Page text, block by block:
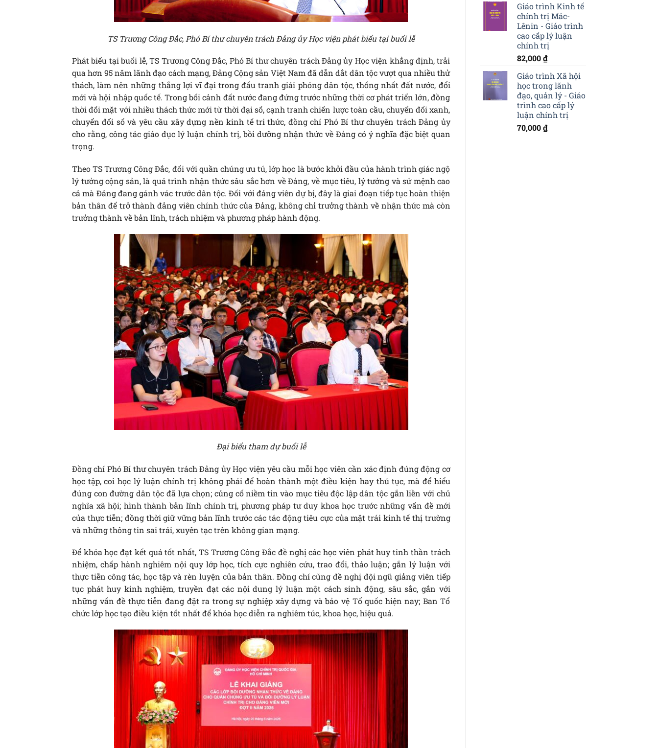
TS Trương Công Đắc, Phó Bí thư chuyên trách Đảng ủy Học viện phát biểu tại buổi lễ
Phát biểu tại buổi lễ, TS Trương Công Đắc, Phó Bí thư chuyên trách Đảng ủy Học viện khẳng định, trải
qua hơn 95 năm lãnh đạo cách mạng, Đảng Cộng sản Việt Nam đã dẫn dắt dân tộc vượt qua nhiều thử
thách, làm nên những thắng lợi vĩ đại trong đấu tranh giải phóng dân tộc, thống nhất đất nước, đổi
mới và hội nhập quốc tế. Trong bối cảnh đất nước đang đứng trước những thời cơ phát triển lớn, đồng
thời đối mặt với nhiều thách thức mới từ thời đại số, cạnh tranh chiến lược toàn cầu, chuyển đổi xanh,
chuyển đổi số và yêu cầu xây dựng nền kinh tế tri thức, đồng chí Phó Bí thư chuyên trách Đảng ủy
cho rằng, công tác giáo dục lý luận chính trị, bồi dưỡng nhận thức về Đảng có ý nghĩa đặc biệt quan
trọng.
Theo TS Trương Công Đắc, đối với quần chúng ưu tú, lớp học là bước khởi đầu của hành trình giác ngộ
lý tưởng cộng sản, là quá trình nhận thức sâu sắc hơn về Đảng, về mục tiêu, lý tưởng và sứ mệnh cao
cả mà Đảng đang gánh vác trước dân tộc. Đối với đảng viên dự bị, đây là giai đoạn tiếp tục hoàn thiện
bản thân để trở thành đảng viên chính thức của Đảng, không chỉ trưởng thành về nhận thức mà còn
trưởng thành về bản lĩnh, trách nhiệm và phương pháp hành động.
Đại biểu tham dự buổi lễ
Đồng chí Phó Bí thư chuyên trách Đảng ủy Học viện yêu cầu mỗi học viên cần xác định đúng động cơ
học tập, coi học lý luận chính trị không phải để hoàn thành một điều kiện hay thủ tục, mà để hiểu
đúng con đường dân tộc đã lựa chọn; củng cố niềm tin vào mục tiêu độc lập dân tộc gắn liền với chủ
nghĩa xã hội; hình thành bản lĩnh chính trị, phương pháp tư duy khoa học trước những vấn đề mới
của thực tiễn; đồng thời giữ vững bản lĩnh trước các tác động tiêu cực của mặt trái kinh tế thị trường
và những thông tin sai trái, xuyên tạc trên không gian mạng.
Để khóa học đạt kết quả tốt nhất, TS Trương Công Đắc đề nghị các học viên phát huy tinh thần trách
nhiệm, chấp hành nghiêm nội quy lớp học, tích cực nghiên cứu, trao đổi, thảo luận; gắn lý luận với
thực tiễn công tác, học tập và rèn luyện của bản thân. Đồng chí cũng đề nghị đội ngũ giảng viên tiếp
tục phát huy kinh nghiệm, truyền đạt các nội dung lý luận một cách sinh động, sâu sắc, gắn với
những vấn đề thực tiễn đang đặt ra trong sự nghiệp xây dựng và bảo vệ Tổ quốc hiện nay; Ban Tổ
chức lớp học tạo điều kiện tốt nhất để khóa học diễn ra nghiêm túc, khoa học, hiệu quả.
Giáo trình Kinh tế
chính trị Mác-
Lênin - Giáo trình
cao cấp lý luận
chính trị
82,000₫
Giáo trình Xã hội
học trong lãnh
đạo, quản lý - Giáo
trình cao cấp lý
luận chính trị
70,000₫